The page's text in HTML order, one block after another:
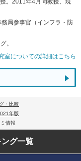
局参事官（インフラ・防
。
室についての詳細はこちら
・比較
年版
情報
グ一覧